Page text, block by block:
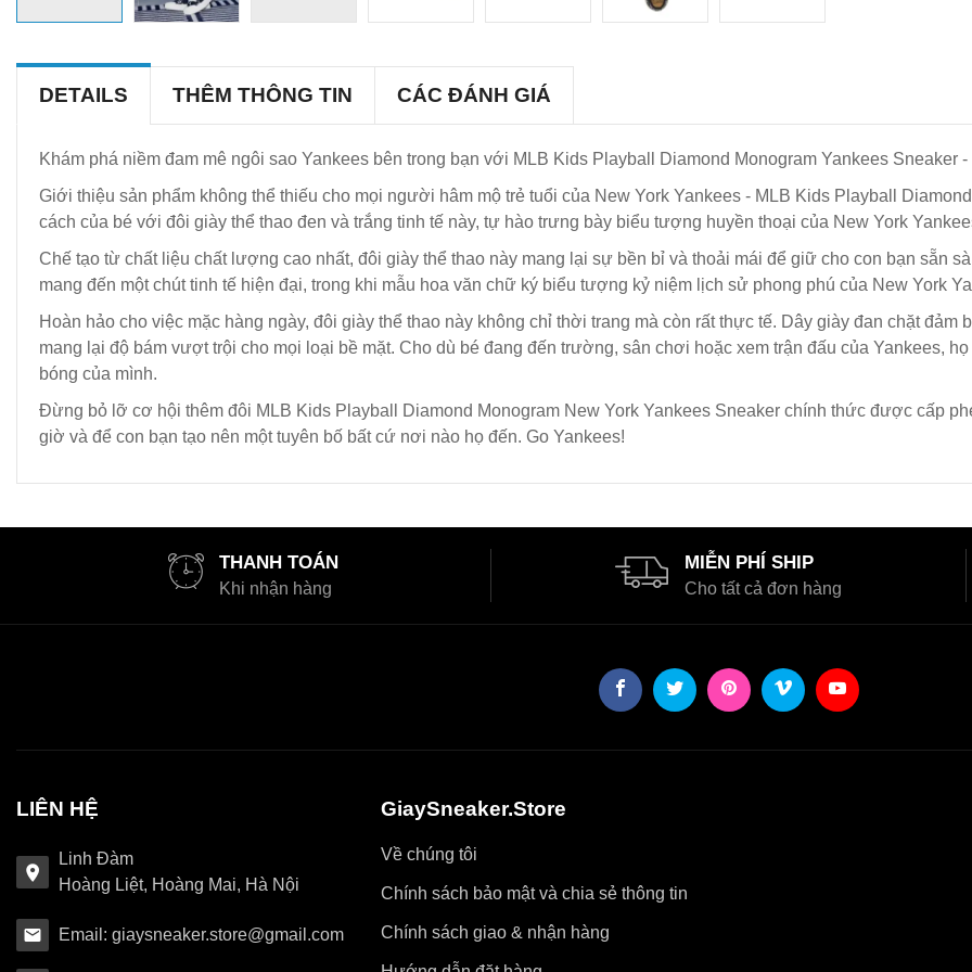
DETAILS THÊM THÔNG TIN CÁC ĐÁNH GIÁ
Khám phá niềm đam mê ngôi sao Yankees bên trong bạn với MLB Kids Playball Diamond Monogram Yankees Sneaker
Giới thiệu sản phẩm không thể thiếu cho mọi người hâm mộ trẻ tuổi của New York Yankees - MLB Kids Playball
cách của bé với đôi giày thể thao đen và trắng tinh tế này, tự hào trưng bày biểu tượng huyền thoại của New York
Chế tạo từ chất liệu chất lượng cao nhất, đôi giày thể thao này mang lại sự bền bỉ và thoải mái để giữ cho con bạn sẵn
mang đến một chút tinh tế hiện đại, trong khi mẫu hoa văn chữ ký biểu tượng kỷ niệm lịch sử phong phú của New York
Hoàn hảo cho việc mặc hàng ngày, đôi giày thể thao này không chỉ thời trang mà còn rất thực tế. Dây giày đan chặt
mang lại độ bám vượt trội cho mọi loại bề mặt. Cho dù bé đang đến trường, sân chơi hoặc xem trận đấu của Yankees,
bóng của mình.
Đừng bỏ lỡ cơ hội thêm đôi MLB Kids Playball Diamond Monogram New York Yankees Sneaker chính thức được cấp
giờ và để con bạn tạo nên một tuyên bố bất cứ nơi nào họ đến. Go Yankees!
THANH TOÁN
Khi nhận hàng
MIỄN PHÍ SHIP
Cho tất cả đơn hàng
LIÊN HỆ
Linh Đàm
Hoàng Liệt, Hoàng Mai, Hà Nội
Email: giaysneaker.store@gmail.com
GiaySneaker.Store
Về chúng tôi
Chính sách bảo mật và chia sẻ thông tin
Chính sách giao & nhận hàng